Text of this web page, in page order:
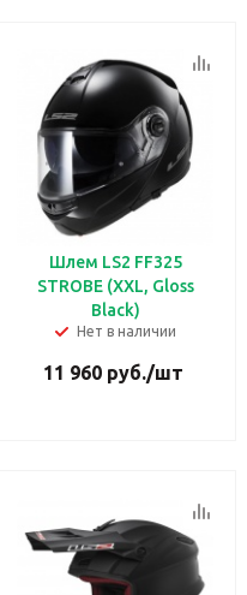
Шлем LS2 FF325
STROBE (XXL, Gloss
Black)
Нет в наличии
11 960руб./шт